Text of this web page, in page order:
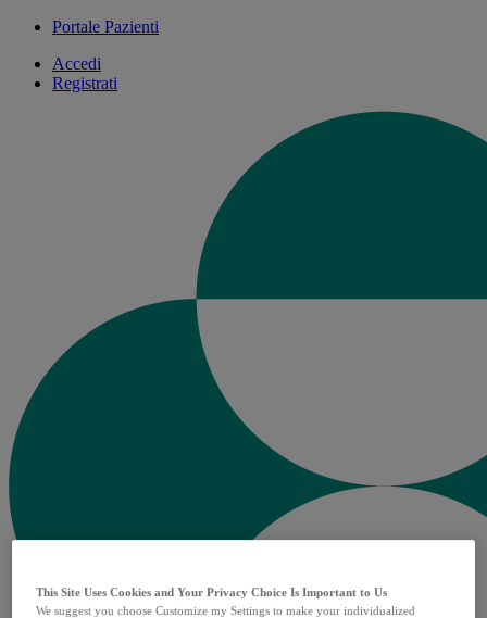
Portale Pazienti
Accedi
Registrati
This Site Uses Cookies and Your Privacy Choice Is Important to Us
We suggest you choose Customize my Settings to make your individualized